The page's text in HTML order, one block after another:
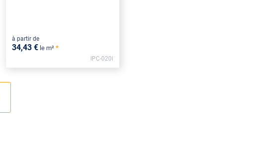
à partir de
34,43 € le m² *
IPC-020i